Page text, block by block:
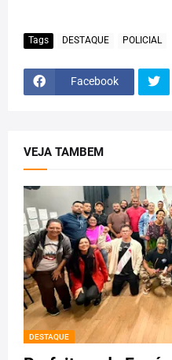
Tags DESTAQUE POLICIAL
Facebook
VEJA TAMBEM
DESTAQUE